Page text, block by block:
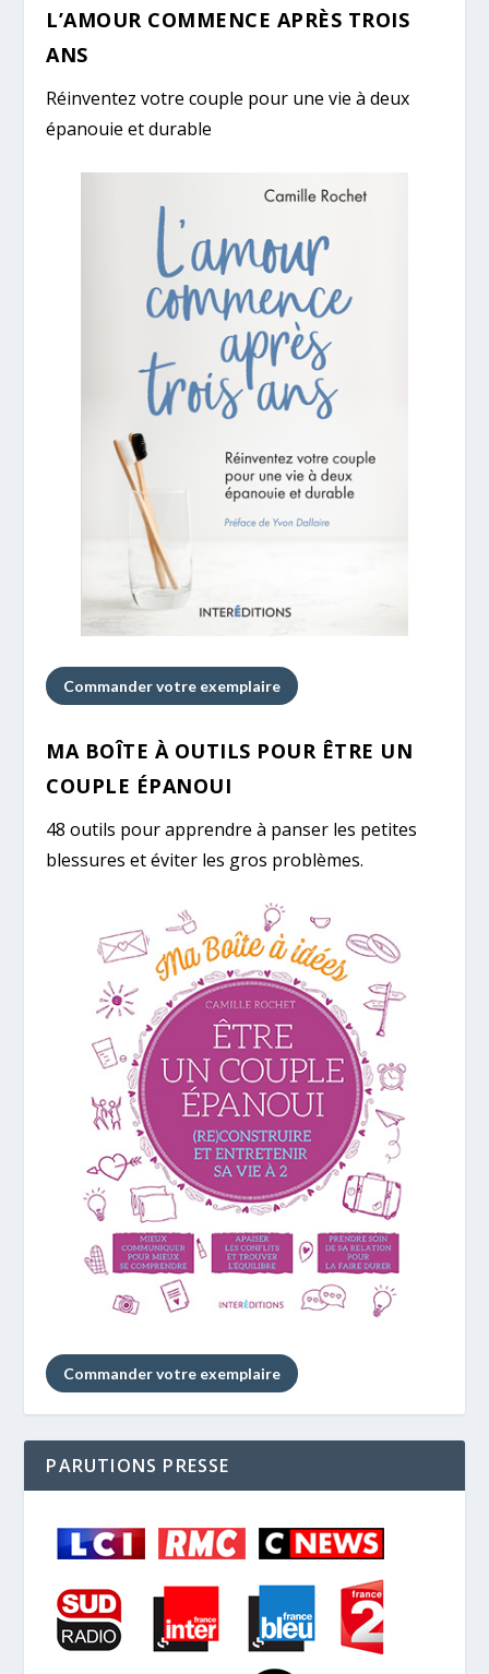
L’AMOUR COMMENCE APRÈS TROIS
ANS
Réinventez votre couple pour une vie à deux
épanouie et durable
Commander votre exemplaire
MA BOÎTE À OUTILS POUR ÊTRE UN
COUPLE ÉPANOUI
48 outils pour apprendre à panser les petites
blessures et éviter les gros problèmes.
Commander votre exemplaire
PARUTIONS PRESSE